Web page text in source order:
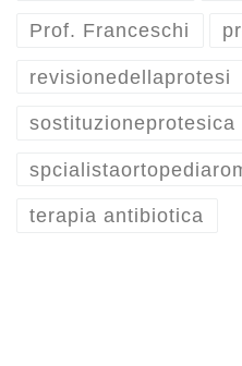
Prof. Franceschi
revisionedellaprotesi
sostituzioneprotesica
terapia antibiotica